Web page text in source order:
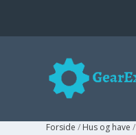
Forside / Hus og have /